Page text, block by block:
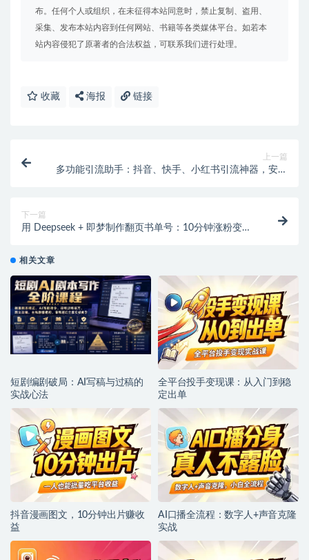
布。任何个人或组织，在未征得本站同意时，禁止复制、盗用、
采集、发布本站内容到任何网站、书籍等各类媒体平台。如若本
站内容侵犯了原著者的合法权益，可联系我们进行处理。
收藏 海报 链接
上一篇
多功能引流助手：抖音、快手、小红书引流神器，安卓
下一篇
用 Deepseek + 即梦制作翻页书单号：10分钟涨粉变现
相关文章
短剧编剧破局：AI写稿与过稿的
实战心法
全平台投手变现课：从入门到稳
定出单
抖音漫画图文，10分钟出片赚收
益
AI口播全流程：数字人+声音克隆
实战